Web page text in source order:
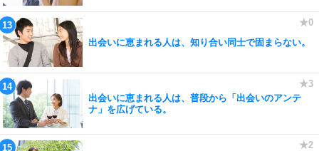
出会いに恵まれる人は、知り合い同士で固まらない。
出会いに恵まれる人は、普段から「出会いのアンテ
ナ」を広げている。